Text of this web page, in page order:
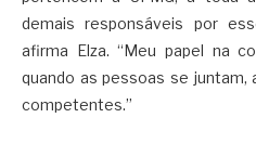
demais responsáveis por
afirma Elza. “Meu papel na
quando as pessoas se
competentes.”